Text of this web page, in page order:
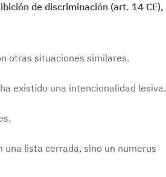
de discriminación (art. 14 CE),
otras situaciones similares.
existido una intencionalidad lesiva.
una lista cerrada, sino un numerus